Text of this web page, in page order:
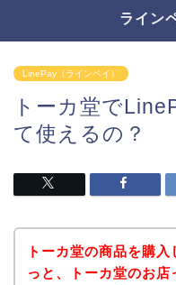
ライン
LinePay（ラインペイ）
トーカ堂で
て使えるの？
トーカ堂の商品を購
っと、トーカ堂のお